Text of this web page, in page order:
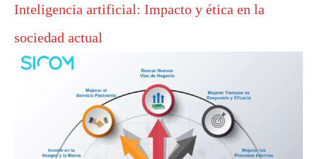
Inteligencia artificial: Impacto y ética en la
sociedad actual